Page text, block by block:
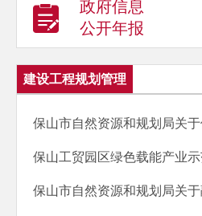
政府信息
公开年报
建设工程规划管理